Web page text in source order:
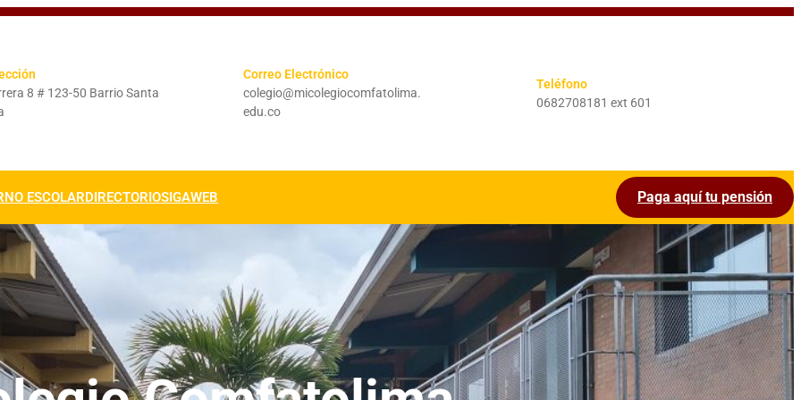
8 # 123-50 Barrio Santa
Correo Electrónico
colegio@micolegiocomfatolima.
edu.co
Teléfono
0682708181 ext 601
ESCOLARDIRECTORIOSIGAWEB Paga aquí tu pensión